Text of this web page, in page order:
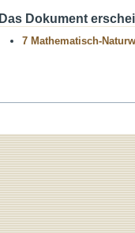
Das Dokument
7 Mathematisch-